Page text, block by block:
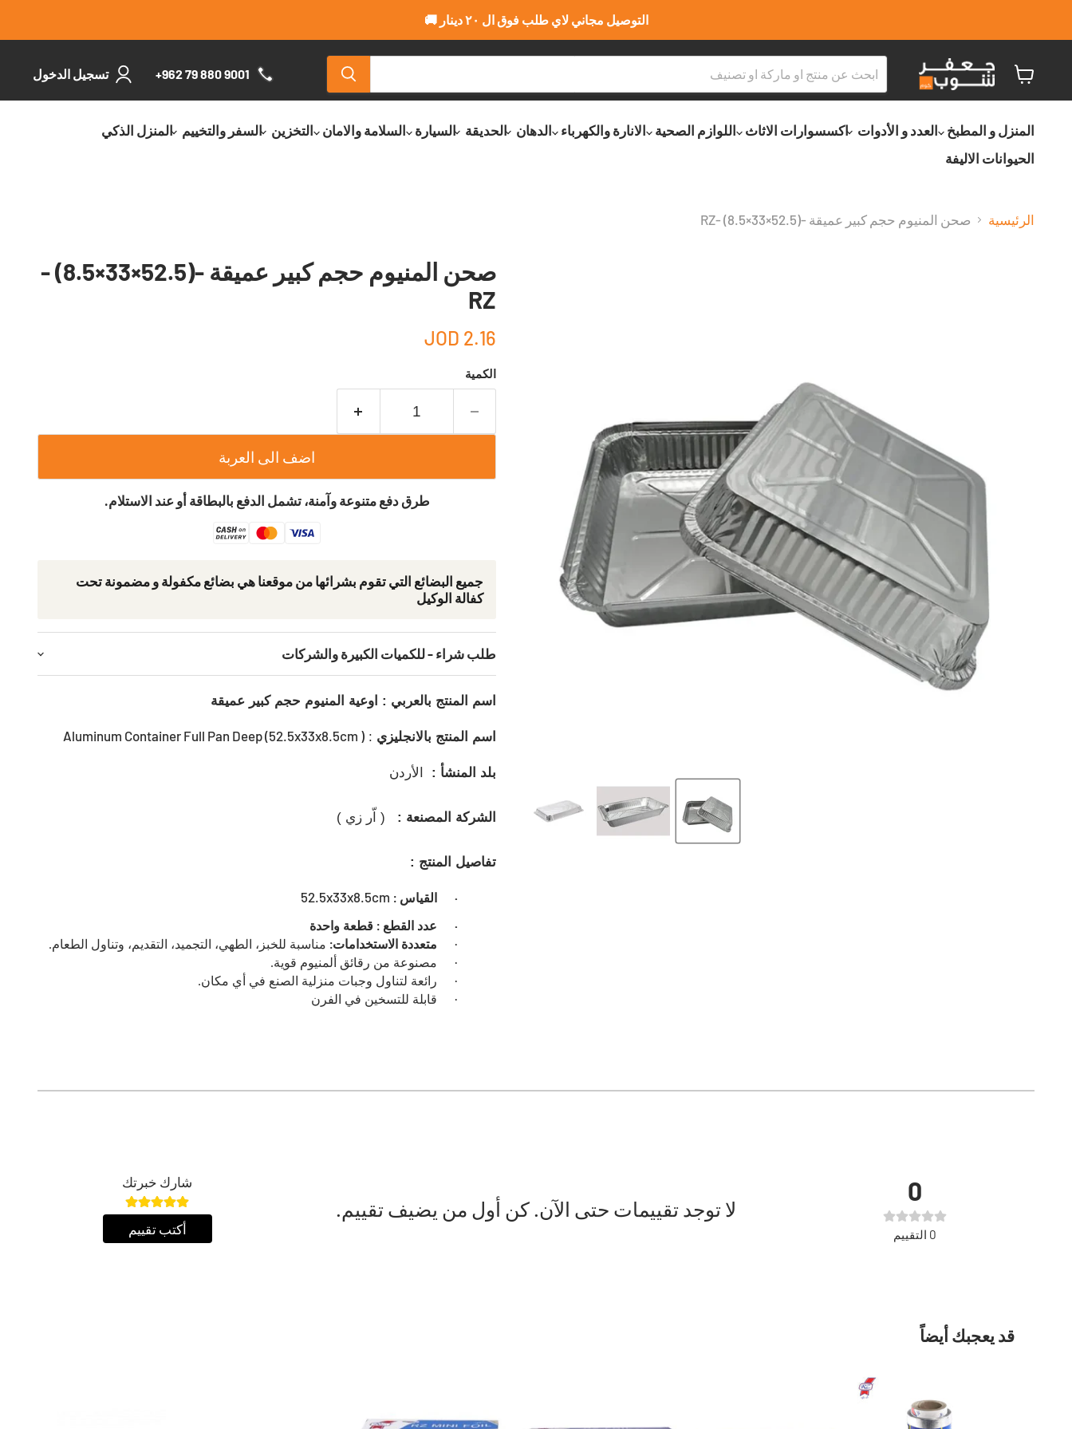
التوصيل مجاني لاي طلب فوق ال ٢٠ دينار 🚚
+962 79 880 9001 تسجيل الدخول
التسو
المنزل و المطبخ
العدد و الأدوات اكسسوارات الاثاث اللوازم الصحية الانارة والكهرباء الدهان الحديقة السيارة السلامة والامان التخزين السفر والتخييم المنزل الذكي
الحيوانات الاليفة
الرئيسية صحن المنيوم حجم كبير عميقة -(52.5×33×8.5) -RZ
صحن المنيوم حجم كبير عميقة -(52.5×33×8.5) -
RZ
2.16 JOD
الكمية
اضف الى العربة
طرق دفع متنوعة وآمنة، تشمل الدفع بالبطاقة أو عند الاستلام.
جمیع البضائع التي تقوم بشرائھا من موقعنا ھي بضائع مكفولة و مضمونة تحت
كفالة الوكيل
طلب شراء - للكميات الكبيرة والشركات
اسم المنتج بالعربي : اوعية المنيوم حجم كبير عميقة
اسم المنتج بالانجليزي :
Aluminum Container Full Pan Deep (52.5x33x8.5cm )
بلد المنشأ : الأردن
الشركة المصنعة : ( اّر زي )
تفاصيل المنتج :
· القياس : 52.5x33x8.5cm
· عدد القطع : قطعة واحدة
· متعددة الاستخدامات: مناسبة للخبز، الطهي، التجميد، التقديم، وتناول الطعام.
· مصنوعة من رقائق ألمنيوم قوية.
· رائعة لتناول وجبات منزلية الصنع في أي مكان.
· قابلة للتسخين في الفرن
0
0 التقييم
لا توجد تقييمات حتى الآن. كن أول من يضيف تقييم.
شارك خبرتك
أكتب تقييم
قد يعجبك أيضاً